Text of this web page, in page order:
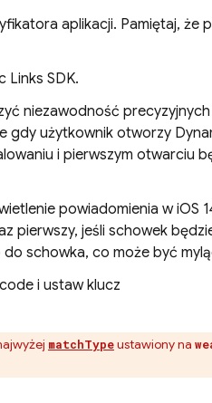
aplikacji. Pamiętaj, że
Links SDK.
niezawodność
gdy użytkownik otworzy
i pierwszym otwarciu
powiadomienia w iOS
pierwszy, jeśli schowek
do schowka, co może być
i ustaw klucz
matchTypeustawiony na